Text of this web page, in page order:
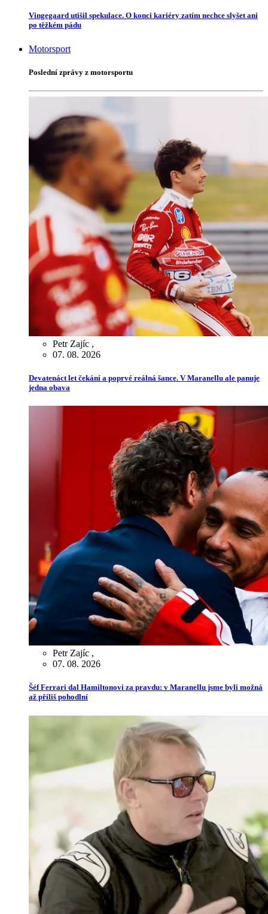
Vingegaard utišil spekulace. O konci kariéry zatím nechce slyšet ani
po těžkém pádu
Motorsport
Poslední zprávy z motorsportu
Petr Zajíc ,
07. 08. 2026
Devatenáct let čekání a poprvé reálná šance. V Maranellu ale panuje
jedna obava
Petr Zajíc ,
07. 08. 2026
Šéf Ferrari dal Hamiltonovi za pravdu: v Maranellu jsme byli možná
až příliš pohodlní